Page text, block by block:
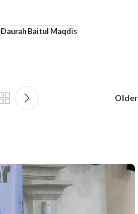
Daurah Baitul Maqdis
Older